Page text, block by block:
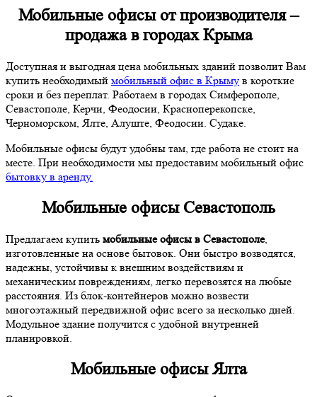
Мобильные офисы от производителя –
продажа в городах Крыма
Доступная и выгодная цена мобильных зданий позволит Вам
купить необходимый мобильный офис в Крыму в короткие
сроки и без переплат. Работаем в городах Симферополе,
Севастополе, Керчи, Феодосии, Красноперекопске,
Черноморском, Ялте, Алуште, Феодосии. Судаке.
Мобильные офисы будут удобны там, где работа не стоит на
месте. При необходимости мы предоставим мобильный офис
бытовку в аренду.
Мобильные офисы Севастополь
Предлагаем купить мобильные офисы в Севастополе,
изготовленные на основе бытовок. Они быстро возводятся,
надежны, устойчивы к внешним воздействиям и
механическим повреждениям, легко перевозятся на любые
расстояния. Из блок-контейнеров можно возвести
многоэтажный передвижной офис всего за несколько дней.
Модульное здание получится с удобной внутренней
планировкой.
Мобильные офисы Ялта